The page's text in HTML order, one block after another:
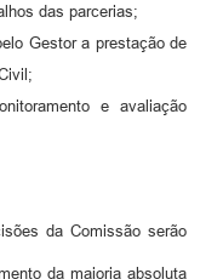
das parcerias;
Gestor a prestação de
e avaliação
da Comissão serão
da maioria absoluta